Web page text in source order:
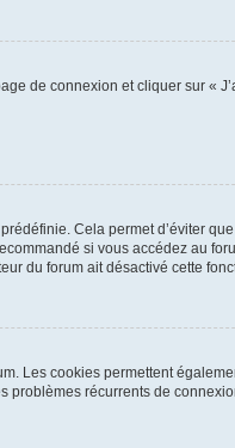
de connexion et cliquer sur «
Cela permet d’éviter
si vous accédez au
du forum ait désactivé cette
Les cookies permettent
problèmes récurrents de